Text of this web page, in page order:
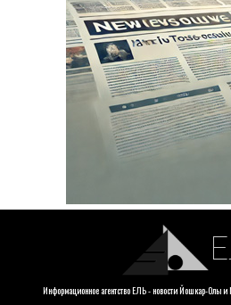
Информационное агентство ЕЛЬ - новости Йошкар-Олы и